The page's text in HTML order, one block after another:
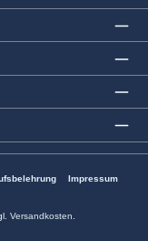
Impressum
Versandkosten